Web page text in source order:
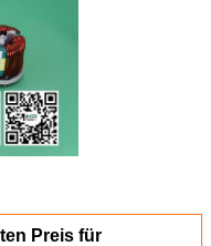
Preis für